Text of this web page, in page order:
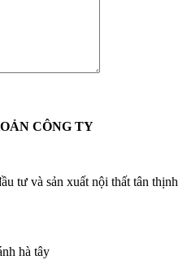
CÔNG TY
tư và sản xuất nội thất tân thịnh
hà tây